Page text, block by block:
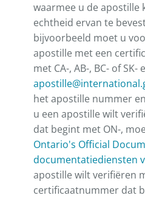
waarmee u de
echtheid ervan te
bijvoorbeeld moet u
apostille met een
met CA-, AB-, BC- of
het apostille nummer
u een apostille wilt
dat begint met ON-,
Ontario's Official
documentatiediensten
apostille wilt verifiëren
certificaatnummer dat